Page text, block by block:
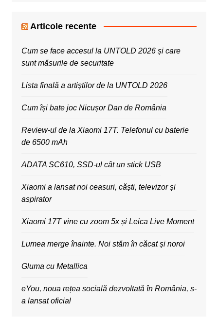
Articole recente
Cum se face accesul la UNTOLD 2026 și care
sunt măsurile de securitate
Lista finală a artiștilor de la UNTOLD 2026
Cum își bate joc Nicușor Dan de România
Review-ul de la Xiaomi 17T. Telefonul cu baterie
de 6500 mAh
ADATA SC610, SSD-ul cât un stick USB
Xiaomi a lansat noi ceasuri, căști, televizor și
aspirator
Xiaomi 17T vine cu zoom 5x și Leica Live Moment
Lumea merge înainte. Noi stăm în căcat și noroi
Gluma cu Metallica
eYou, noua rețea socială dezvoltată în România, s-
a lansat oficial